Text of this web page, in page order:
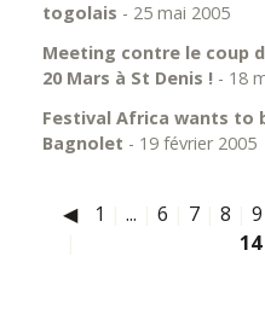
togolais - 25 mai 2005
Meeting contre le coup
20 Mars à St Denis ! - 18
Festival Africa wants to
Bagnolet - 19 février 2005
◀
1 ... 6 7 8 9
14